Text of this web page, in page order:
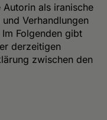
als iranische
Verhandlungen
Folgenden gibt
derzeitigen
zwischen den